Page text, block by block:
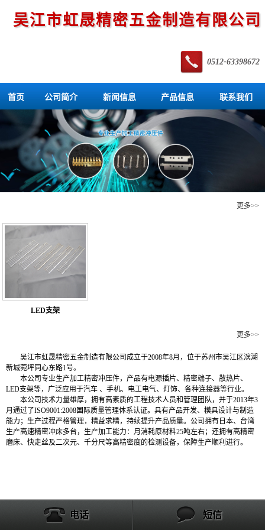
吴江市虹晟精密五金制造有限公司
0512-63398672
首页 公司简介 新闻信息 产品信息 联系我们
更多>>
LED支架
更多>>
吴江市虹晟精密五金制造有限公司成立于2008年8月，位于苏州市吴江区滨湖
新城菀坪同心东路1号。
本公司专业生产加工精密冲压件，产品有电源插片、精密端子、散热片、
LED支架等，广泛应用于汽车 、手机、电工电气、灯饰、各种连接器等行业。
本公司技术力量雄厚，拥有高素质的工程技术人员和管理团队，并于2013年3
月通过了ISO9001:2008国际质量管理体系认证。具有产品开发、模具设计与制造
能力；生产过程严格管理，精益求精，持续提升产品质量。公司拥有日本、台湾
生产高速精密冲床多台，生产加工能力：月消耗原材料25吨左右；还拥有高精密
磨床、快走丝及二次元、千分尺等高精密度的检测设备，保障生产顺利进行。
电话 短信